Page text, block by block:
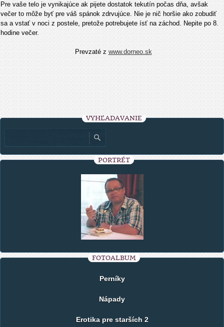
Pre vaše telo je vynikajúce ak pijete dostatok tekutín počas dňa, avšak
večer to môže byť pre váš spánok zdrvujúce. Nie je nič horšie ako zobudiť
sa a vstať v noci z postele, pretože potrebujete ísť na záchod. Nepite po 8.
hodine večer.
Prevzaté z www.dorneo.sk
VYHĽADÁVANIE
PORTRÉT
FOTOALBUM
Perníky
Nápady
Erotika pre starších 2